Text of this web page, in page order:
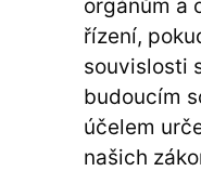
orgánům a
řízení,
souvislosti
budoucím
účelem
našich